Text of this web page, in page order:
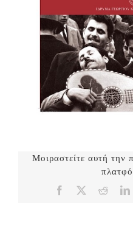
Μοιραστείτε αυτή την
Facebook
Reddit